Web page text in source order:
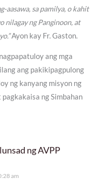
aasawa, sa pamilya, o kahit
nilagay ng Panginoon, at
Ayon kay Fr. Gaston.
ang mga
ang pakikipagpulong
ng kanyang misyon ng
ng Simbahan
ng AVPP
am